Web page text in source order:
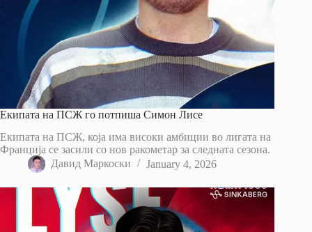
Екипата на ПСЖ го потпиша Симон Лисе
Екипата на ПСЖ, која има високи амбиции во лигата на
Франција се засили со нов ракометар за следната сезона.
Давид Маркоски
January 4, 2026